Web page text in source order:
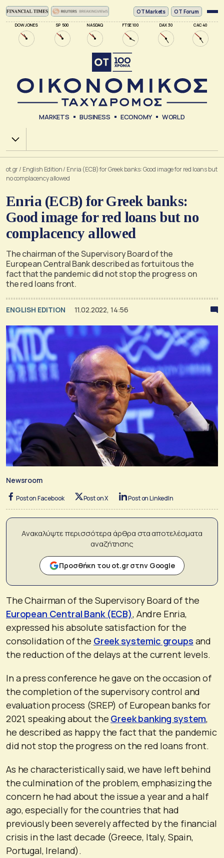
DOW JONES SP 500 NASDAQ FTSE 100 DAX 30 CAC 40
ΟΤ Markets OT Forum
MARKETS BUSINESS ECONOMY WORLD
Χ.Α.
ot.gr/ English Edition/ Enria (ECB) for Greek banks: Good image for red loans but
no complacency allowed
Enria (ECB) for Greek banks:
Good image for red loans but no
complacency allowed
The chairman of the Supervisory Board of the
European Central Bank described as fortuitous the
fact that the pandemic did not stop the progress on
the red loans front.
ENGLISH EDITION 11.02.2022, 14:56
Newsroom
Post on Facebook Post on X Post on LinkedIn
Ανακαλύψτε περισσότερα άρθρα στα αποτελέσματα
αναζήτησης
Προσθήκη του ot.gr στην Google
The Chairman of the Supervisory Board of the
European Central Bank (ECB), Andre Enria,
expressed his absolute satisfaction for the
consolidation of the Greek systemic groups and
the reduction of the delays at the current levels.
In a press conference he gave on the occasion of
the completion of the supervisory control and
evaluation process (SREP) of European banks for
2021, speaking about the Greek banking system,
he described as happy the fact that the pandemic
did not stop the progress on the red loans front.
As he characteristically said, we have left behind
the culmination of the problem, emphasizing the
concern he had about the issue a year and a half
ago, especially for the countries that had
previously been severely affected by the financial
crisis in the last decade (Greece, Italy, Spain,
Portugal, Ireland).